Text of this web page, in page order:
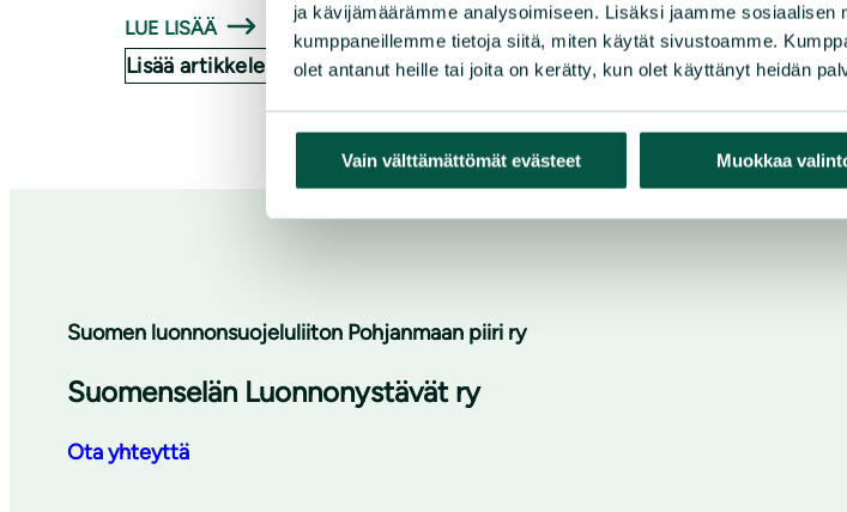
ja kävijämäärämme analysoimiseen. Lisäksi jaamme sosiaalisen
kumppaneillemme tietoja siitä, miten käytät sivustoamme.
olet antanut heille tai joita on kerätty, kun olet käyttänyt heidän
Vain välttämättömät evästeet Muokkaa
LUE LISÄÄ
Lisää artikkeleita
Suomen luonnonsuojeluliiton Pohjanmaan piiri ry
Suomenselän Luonnonystävät ry
Ota yhteyttä